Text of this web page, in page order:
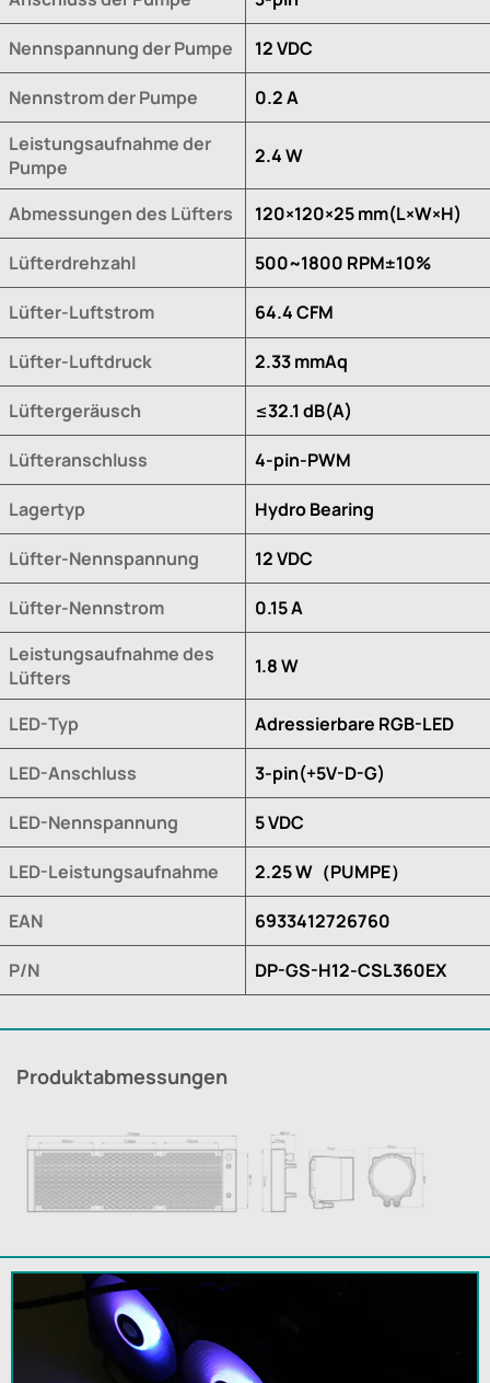
Nennspannung der Pumpe 12 VDC
Nennstrom der Pumpe
0.2 A
Leistungsaufnahme der
Pumpe
2.4 W
Abmessungen des Lüfters 120×120×25 mm(L×W×H)
Lüfterdrehzahl 500~1800 RPM±10%
Lüfter-Luftstrom 64.4 CFM
Lüfter-Luftdruck 2.33 mmAq
Lüftergeräusch ≤32.1 dB(A)
Lüfteranschluss 4-pin-PWM
Lagertyp Hydro Bearing
Lüfter-Nennspannung 12 VDC
Lüfter-Nennstrom
0.15 A
Leistungsaufnahme des
Lüfters
1.8 W
LED-Typ Adressierbare RGB-LED
LED-Anschluss 3-pin(+5V-D-G)
LED-Nennspannung 5 VDC
LED-Leistungsaufnahme 2.25 W（PUMPE）
EAN 6933412726760
P/N DP-GS-H12-CSL360EX
Produktabmessungen